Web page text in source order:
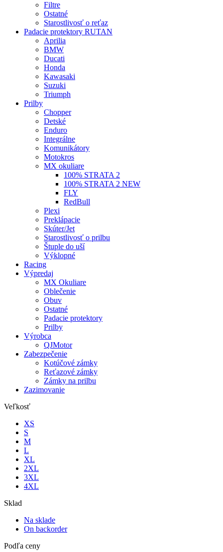
Filtre
Ostatné
Starostlivosť o reťaz
Padacie protektory RUTAN
Aprilia
BMW
Ducati
Honda
Kawasaki
Suzuki
Triumph
Prilby
Chopper
Detské
Enduro
Integrálne
Komunikátory
Motokros
MX okuliare
100% STRATA 2
100% STRATA 2 NEW
FLY
RedBull
Plexi
Preklápacie
Skúter/Jet
Starostlivosť o prilbu
Štuple do uší
Výklopné
Racing
Výpredaj
MX Okuliare
Oblečenie
Obuv
Ostatné
Padacie protektory
Prilby
Výrobca
QJMotor
Zabezpečenie
Kotúčové zámky
Reťazové zámky
Zámky na prilbu
Zazimovanie
Veľkosť
XS
S
M
L
XL
2XL
3XL
4XL
Sklad
Na sklade
On backorder
Podľa ceny